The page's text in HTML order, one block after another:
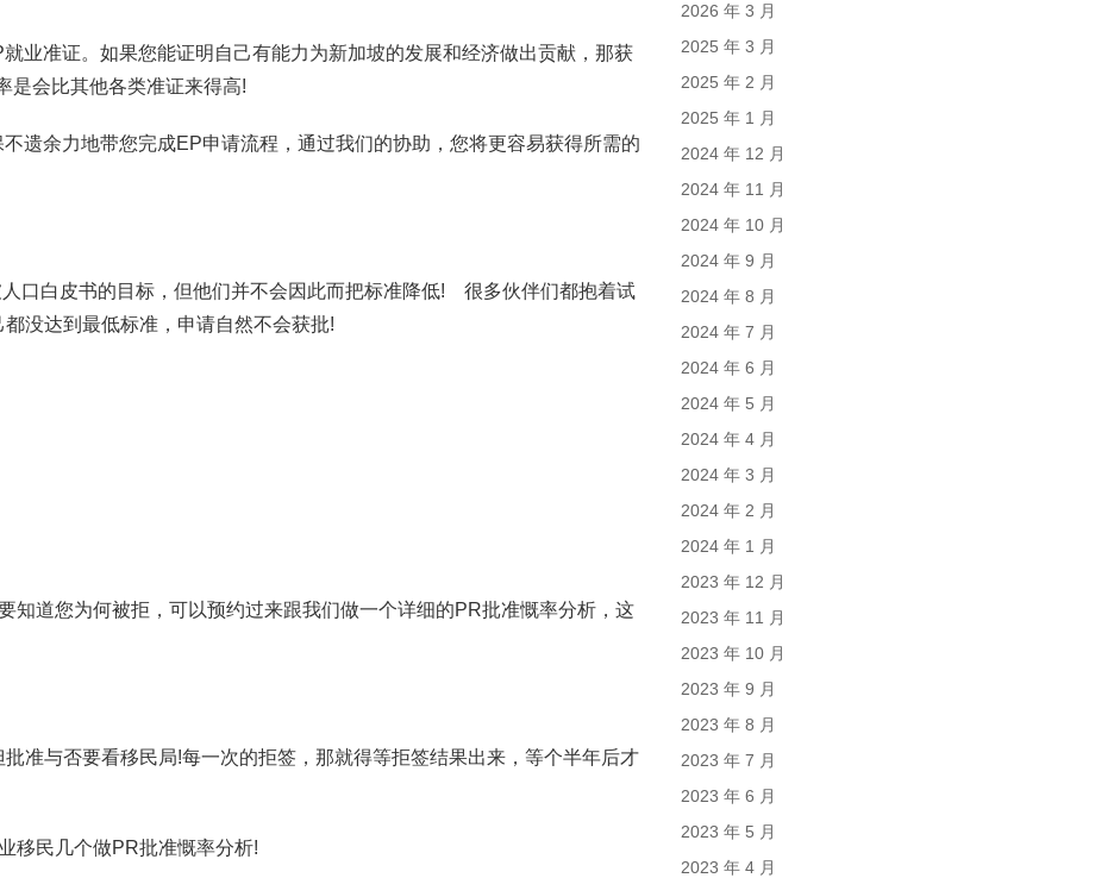
业准证。如果您能证明自己有能力为新加坡的发展和经济做出贡献，那获
是会比其他各类准证来得高!
遗余力地带您完成EP申请流程，通过我们的协助，您将更容易获得所需的
口白皮书的目标，但他们并不会因此而把标准降低! 很多伙伴们都抱着试
没达到最低标准，申请自然不会获批!
知道您为何被拒，可以预约过来跟我们做一个详细的PR批准慨率分析，这
准与否要看移民局!每一次的拒签，那就得等拒签结果出来，等个半年后才
移民几个做PR批准慨率分析!
2026 年 3 月
2025 年 3 月
2025 年 2 月
2025 年 1 月
2024 年 12 月
2024 年 11 月
2024 年 10 月
2024 年 9 月
2024 年 8 月
2024 年 7 月
2024 年 6 月
2024 年 5 月
2024 年 4 月
2024 年 3 月
2024 年 2 月
2024 年 1 月
2023 年 12 月
2023 年 11 月
2023 年 10 月
2023 年 9 月
2023 年 8 月
2023 年 7 月
2023 年 6 月
2023 年 5 月
2023 年 4 月